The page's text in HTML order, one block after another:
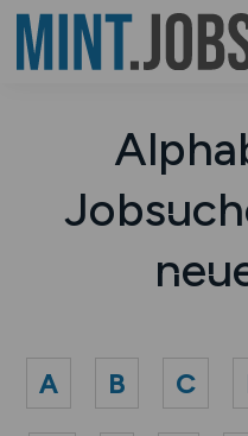
A B C